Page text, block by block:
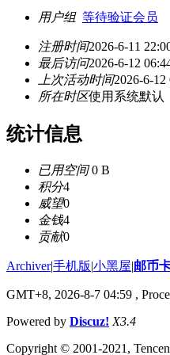
用户组 等待验证会员
注册时间2026-6-11
最后访问2026-6-12
上次活动时间2026-6-12
所在时区使用系统默认
统计信息
已用空间0 B
积分4
威望0
金钱4
贡献0
Archiver|手机版|小黑屋|邮币
GMT+8, 2026-8-7 04:59 ,
Powered by Discuz! X3.4
Copyright © 2001-2021,